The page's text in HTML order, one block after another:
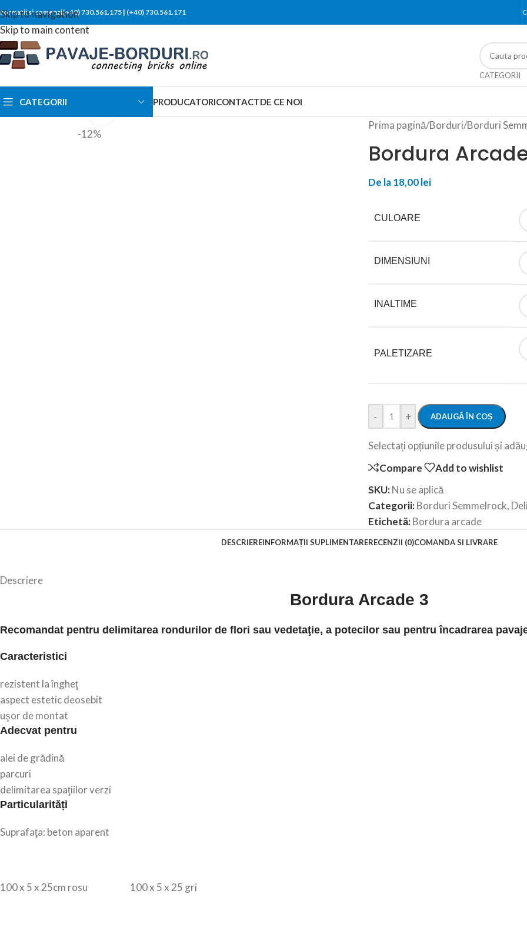
Skip to navigation
Skip to main content
si comenzi(+40) 730.561.175 | (+40) 730.561.171
CATEGORII
CATEGORII PRODUCATORICONTACTDE CE NOI
-12%
Prima pagină/Borduri/Borduri
Bordura
De la18,00lei
CULOARE
DIMENSIUNI
INALTIME
PALETIZARE
- + ADAUGĂ ÎN COȘ
Selectați opțiunile produsului și
Compare
Add to wishlist
SKU:Nu se aplică
Categorii:Borduri Semmelrock,
Etichetă:Bordura arcade
DESCRIEREINFORMAȚII SUPLIMENTARERECENZII (0)COMANDA SI LIVRARE
Descriere
Bordura Arcade 3
Recomandat pentru delimitarea rondurilor de flori sau vedetaţie, a potecilor sau pentru încadrarea
Caracteristici
rezistent la îngheţ
aspect estetic deosebit
uşor de montat
Adecvat pentru
alei de grădină
parcuri
delimitarea spaţiilor verzi
Particularități
Suprafaţa: beton aparent
100 x 5 x 25cm rosu 100 x 5 x 25 gri